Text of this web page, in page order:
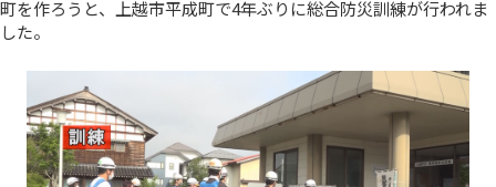
町を作ろうと、上越市平成町で4年ぶりに総合防災訓練が行われま
した。